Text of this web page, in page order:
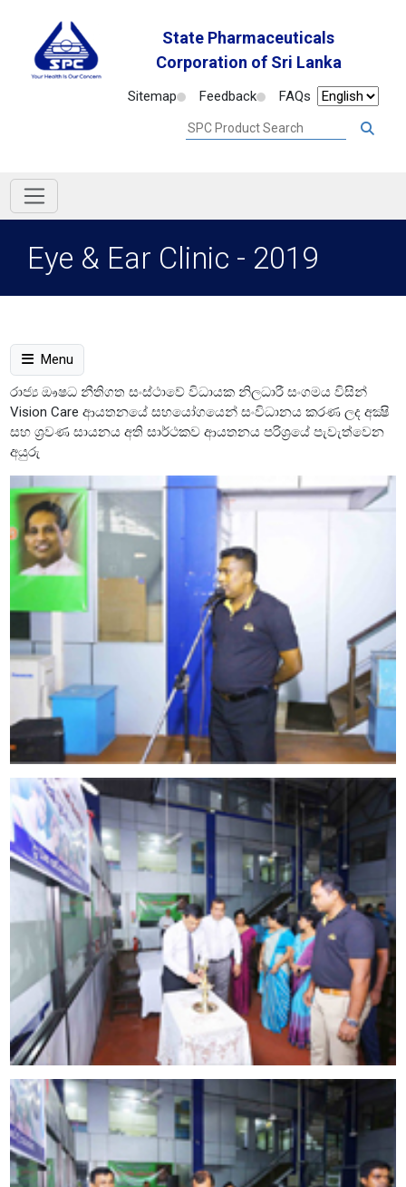
State Pharmaceuticals
Corporation of Sri Lanka
Sitemap Feedback FAQs
Eye & Ear Clinic - 2019
Menu
රාජ්‍ය ඖෂධ නීතිගත සංස්ථාවේ විධායක නිලධාරී සංගමය විසින්
Vision Care ආයතනයේ සහයෝගයෙන් සංවිධානය කරණ ලද අක්‍ෂි
සහ ශ්‍රවණ සායනය අති සාර්ථකව ආයතනය පරිශ්‍රයේ පැවැත්වෙන
අයුරු